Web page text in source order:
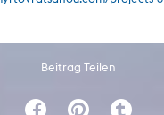
Beitrag Teilen